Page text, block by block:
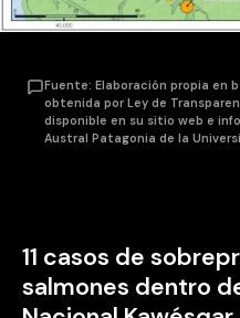
Fuente: Elaboración propia en
obtenida por Ley de
disponible en su sitio web e
Austral Patagonia de la
11 casos de
salmones dentro